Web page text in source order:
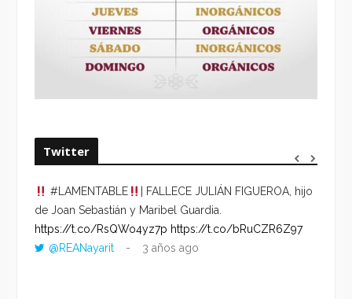
Twitter
#LAMENTABLE
| FALLECE JULIÁN FIGUEROA, hijo
de Joan Sebastián y Maribel Guardia.
https://t.co/RsQWo4yz7p https://t.co/bRuCZR6Z97
@REANayarit
3 años ago